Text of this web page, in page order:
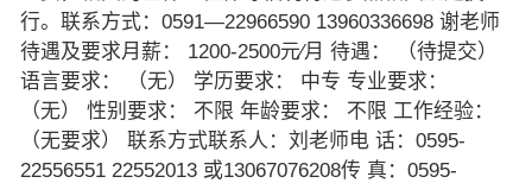
行。联系方式：0591—22966590 13960336698 谢老师
待遇及要求月薪： 1200-2500元∕月 待遇： （待提交）
语言要求： （无） 学历要求： 中专 专业要求：
（无） 性别要求： 不限 年龄要求： 不限 工作经验：
（无要求） 联系方式联系人：刘老师电 话：0595-
22556551 22552013 或13067076208传 真：0595-